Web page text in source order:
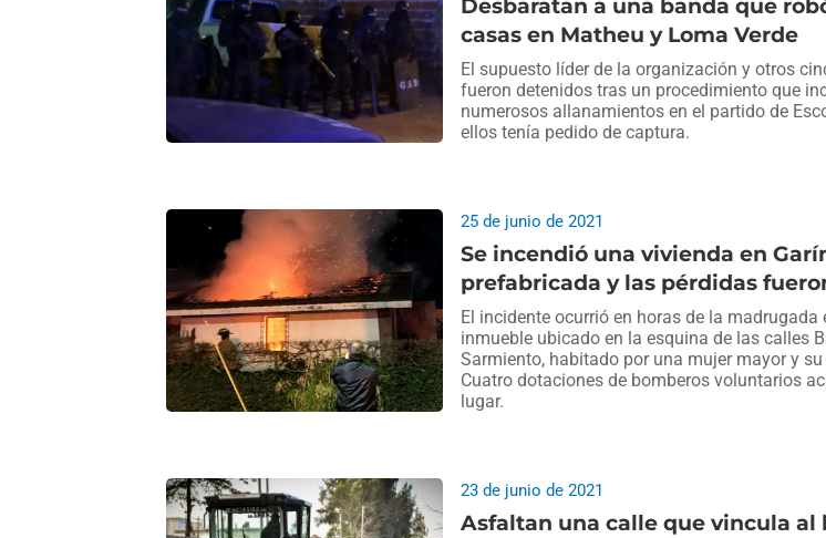
Desbaratan a una banda que
casas en Matheu y Loma Verde
El supuesto líder de la organización y otros
fueron detenidos tras un procedimiento que
numerosos allanamientos en el partido de
ellos tenía pedido de captura.
Se incendió una vivienda en
prefabricada y las pérdidas
25 de junio de 2021
El incidente ocurrió en horas de la madrugada
inmueble ubicado en la esquina de las calles
Sarmiento, habitado por una mujer mayor y
Cuatro dotaciones de bomberos voluntarios
lugar.
Asfaltan una calle que vincula al
23 de junio de 2021